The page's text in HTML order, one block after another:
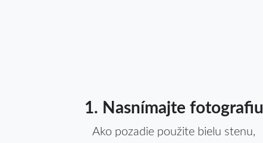
1. Nasnímajte fotografiu
Ako pozadie použite bielu stenu,